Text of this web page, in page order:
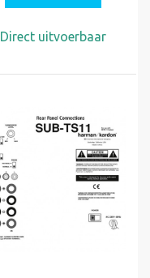
Direct uitvoerbaar